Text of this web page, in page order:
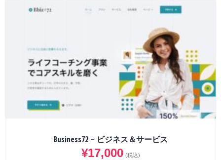
Business72 – ビジネス＆サービス
¥17,000 (税込)